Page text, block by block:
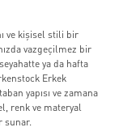
ve kişisel stili bir
vazgeçilmez bir
ya da hafta
Erkek
yapısı ve zamana
renk ve materyal
sunar.